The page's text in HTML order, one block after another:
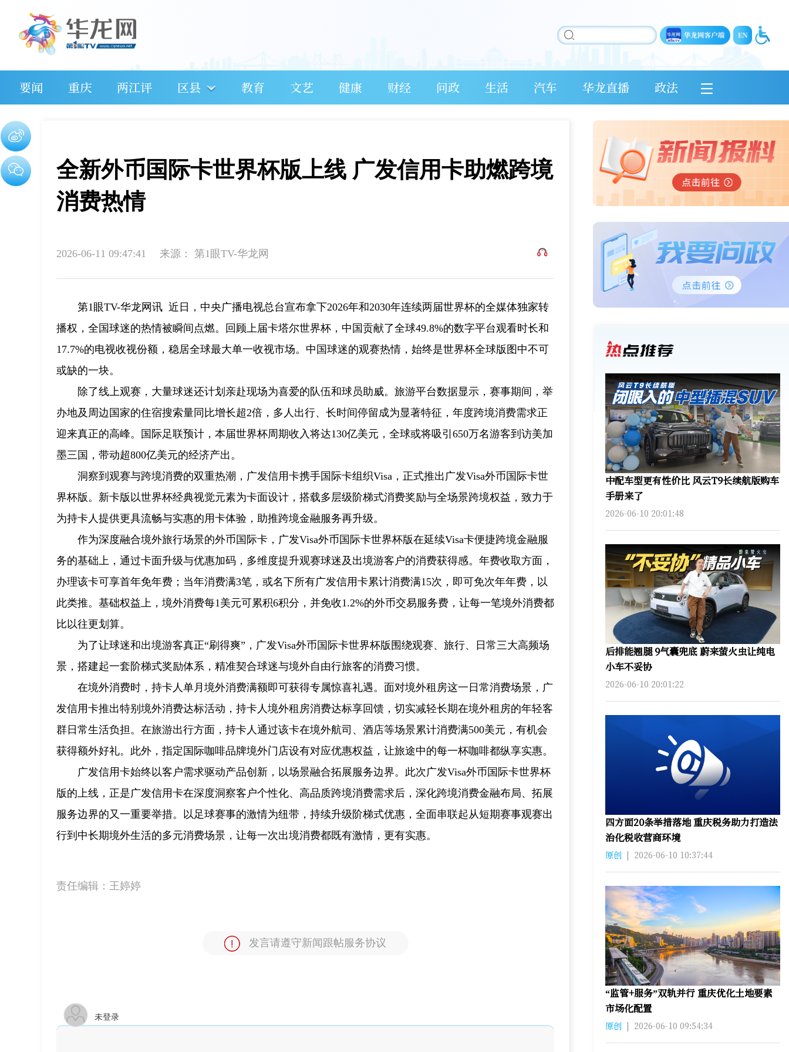
要闻 重庆 两江评 区县 教育 文艺 健康 财经 问政 生活 汽车 华龙直播 政法
全新外币国际卡世界杯版上线 广发信用卡助燃跨境
消费热情
2026-06-11 09:47:41 来源： 第1眼TV-华龙网
第1眼TV-华龙网讯 近日，中央广播电视总台宣布拿下2026年和2030年连续两届世界杯的全媒体独家转
播权，全国球迷的热情被瞬间点燃。回顾上届卡塔尔世界杯，中国贡献了全球49.8%的数字平台观看时长和
17.7%的电视收视份额，稳居全球最大单一收视市场。中国球迷的观赛热情，始终是世界杯全球版图中不可
或缺的一块。
除了线上观赛，大量球迷还计划亲赴现场为喜爱的队伍和球员助威。旅游平台数据显示，赛事期间，举
办地及周边国家的住宿搜索量同比增长超2倍，多人出行、长时间停留成为显著特征，年度跨境消费需求正
迎来真正的高峰。国际足联预计，本届世界杯周期收入将达130亿美元，全球或将吸引650万名游客到访美加
墨三国，带动超800亿美元的经济产出。
洞察到观赛与跨境消费的双重热潮，广发信用卡携手国际卡组织Visa，正式推出广发Visa外币国际卡世
界杯版。新卡版以世界杯经典视觉元素为卡面设计，搭载多层级阶梯式消费奖励与全场景跨境权益，致力于
为持卡人提供更具流畅与实惠的用卡体验，助推跨境金融服务再升级。
作为深度融合境外旅行场景的外币国际卡，广发Visa外币国际卡世界杯版在延续Visa卡便捷跨境金融服
务的基础上，通过卡面升级与优惠加码，多维度提升观赛球迷及出境游客户的消费获得感。年费收取方面，
办理该卡可享首年免年费；当年消费满3笔，或名下所有广发信用卡累计消费满15次，即可免次年年费，以
此类推。基础权益上，境外消费每1美元可累积6积分，并免收1.2%的外币交易服务费，让每一笔境外消费都
比以往更划算。
为了让球迷和出境游客真正“刷得爽”，广发Visa外币国际卡世界杯版围绕观赛、旅行、日常三大高频场
景，搭建起一套阶梯式奖励体系，精准契合球迷与境外自由行旅客的消费习惯。
在境外消费时，持卡人单月境外消费满额即可获得专属惊喜礼遇。面对境外租房这一日常消费场景，广
发信用卡推出特别境外消费达标活动，持卡人境外租房消费达标享回馈，切实减轻长期在境外租房的年轻客
群日常生活负担。在旅游出行方面，持卡人通过该卡在境外航司、酒店等场景累计消费满500美元，有机会
获得额外好礼。此外，指定国际咖啡品牌境外门店设有对应优惠权益，让旅途中的每一杯咖啡都纵享实惠。
广发信用卡始终以客户需求驱动产品创新，以场景融合拓展服务边界。此次广发Visa外币国际卡世界杯
版的上线，正是广发信用卡在深度洞察客户个性化、高品质跨境消费需求后，深化跨境消费金融布局、拓展
服务边界的又一重要举措。以足球赛事的激情为纽带，持续升级阶梯式优惠，全面串联起从短期赛事观赛出
行到中长期境外生活的多元消费场景，让每一次出境消费都既有激情，更有实惠。
责任编辑： 王婷婷
发言请遵守新闻跟帖服务协议
未登录
中配车型更有性价比 风云T9长续航版购车
手册来了
2026-06-10 20:01:48
后排能翘腿 9气囊兜底 蔚来萤火虫让纯电
小车不妥协
2026-06-10 20:01:22
四方面20条举措落地 重庆税务助力打造法
治化税收营商环境
原创 | 2026-06-10 10:37:44
“监管+服务”双轨并行 重庆优化土地要素
市场化配置
原创 | 2026-06-10 09:54:34